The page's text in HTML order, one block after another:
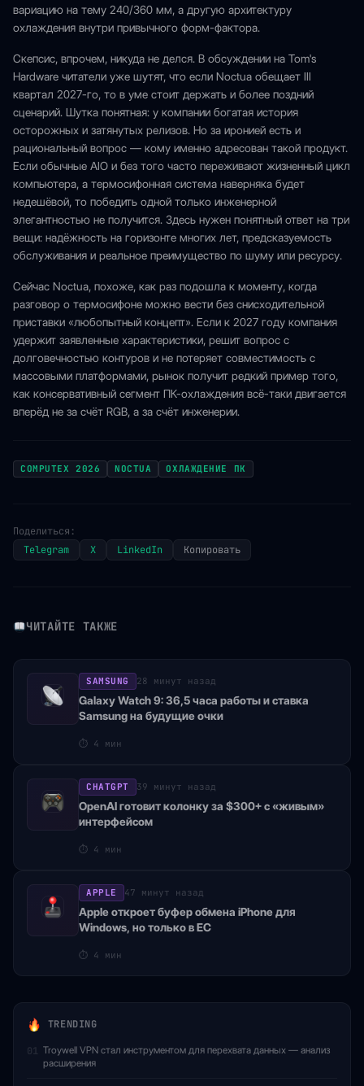
вариацию на тему 240/360 мм, а другую архитектуру
охлаждения внутри привычного форм-фактора.
Скепсис, впрочем, никуда не делся. В обсуждении на Tom's
Hardware читатели уже шутят, что если Noctua обещает III
квартал 2027-го, то в уме стоит держать и более поздний
сценарий. Шутка понятная: у компании богатая история
осторожных и затянутых релизов. Но за иронией есть и
рациональный вопрос — кому именно адресован такой продукт.
Если обычные AIO и без того часто переживают жизненный цикл
компьютера, а термосифонная система наверняка будет
недешёвой, то победить одной только инженерной
элегантностью не получится. Здесь нужен понятный ответ на три
вещи: надёжность на горизонте многих лет, предсказуемость
обслуживания и реальное преимущество по шуму или ресурсу.
Сейчас Noctua, похоже, как раз подошла к моменту, когда
разговор о термосифоне можно вести без снисходительной
приставки «любопытный концепт». Если к 2027 году компания
удержит заявленные характеристики, решит вопрос с
долговечностью контуров и не потеряет совместимость с
массовыми платформами, рынок получит редкий пример того,
как консервативный сегмент ПК-охлаждения всё-таки двигается
вперёд не за счёт RGB, а за счёт инженерии.
COMPUTEX 2026 NOCTUA ОХЛАЖДЕНИЕ ПК
Поделиться:
Telegram
X LinkedIn Копировать
ЧИТАЙТЕ ТАКЖЕ
SAMSUNG 28 минут назад
Galaxy Watch 9: 36,5 часа работы и ставка
Samsung на будущие очки
⏱ 4 мин
CHATGPT 39 минут назад
OpenAI готовит колонку за $300+ с «живым»
интерфейсом
⏱ 4 мин
APPLE 47 минут назад
Apple откроет буфер обмена iPhone для
Windows, но только в ЕС
⏱ 4 мин
TRENDING
01 Troywell VPN стал инструментом для перехвата данных — анализ
расширения